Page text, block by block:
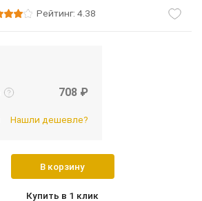
Рейтинг: 4.38
708 ₽
Нашли дешевле?
В корзину
Купить в 1 клик